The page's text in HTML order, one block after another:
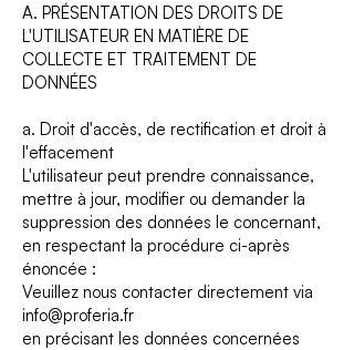
A. PRÉSENTATION DES DROITS DE
L'UTILISATEUR EN MATIÈRE DE
COLLECTE ET TRAITEMENT DE
DONNÉES
a. Droit d'accès, de rectification et droit à
l'effacement
L'utilisateur peut prendre connaissance,
mettre à jour, modifier ou demander la
suppression des données le concernant,
en respectant la procédure ci-après
énoncée :
Veuillez nous contacter directement via
info@proferia.fr
en précisant les données concernées